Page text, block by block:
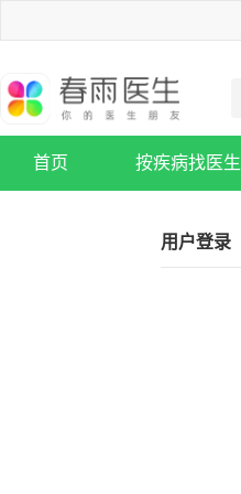
首页 按疾病找医生
用户登录